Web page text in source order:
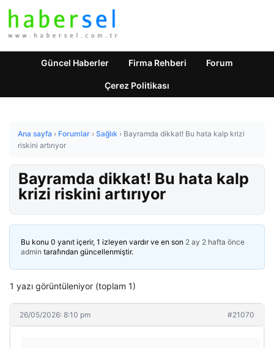
Güncel Haberler Firma Rehberi Forum
Çerez Politikası
Ana sayfa › Forumlar › Sağlık › Bayramda dikkat! Bu hata kalp krizi
riskini artırıyor
Bayramda dikkat! Bu hata kalp
krizi riskini artırıyor
Bu konu 0 yanıt içerir, 1 izleyen vardır ve en son 2 ay 2 hafta önce
admin tarafından güncellenmiştir.
1 yazı görüntüleniyor (toplam 1)
26/05/2026: 8:10 pm #21070